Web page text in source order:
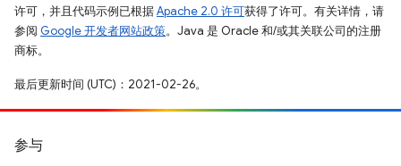
许可，并且代码示例已根据Apache 2.0 许可获得了许可。有关详情，请
参阅 Google 开发者网站政策。Java 是 Oracle 和/或其关联公司的注册
商标。
最后更新时间 (UTC)：2021-02-26。
参与